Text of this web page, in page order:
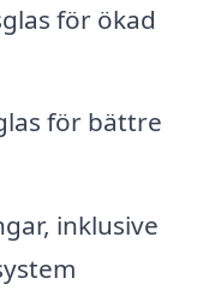
för ökad
för bättre
inklusive